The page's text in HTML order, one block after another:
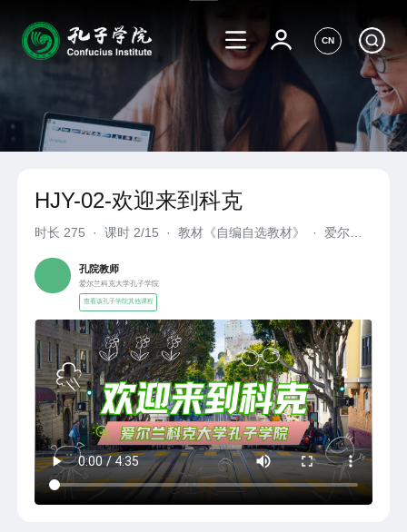
CN
HJY-02-欢迎来到科克
时长 275 · 课时 2/15 · 教材《自编自选教材》 ·
爱尔兰
孔院教师
爱尔兰科克大学孔子学院
查看该孔子学院其他课程